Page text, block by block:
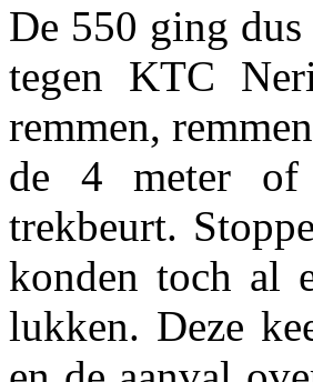
De 550 ging
tegen KTC
remmen,
de 4 meter of
trekbeurt.
konden toch al
lukken. Deze